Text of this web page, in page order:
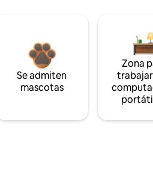
Se admiten
mascotas
Zona